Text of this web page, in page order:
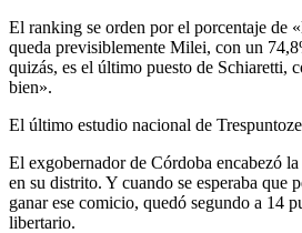
El ranking se orden por el porcentaje de
queda previsiblemente Milei, con un
quizás, es el último puesto de Schiaretti,
bien».
El último estudio nacional de
El exgobernador de Córdoba encabezó
en su distrito. Y cuando se esperaba que
ganar ese comicio, quedó segundo a 14
libertario.